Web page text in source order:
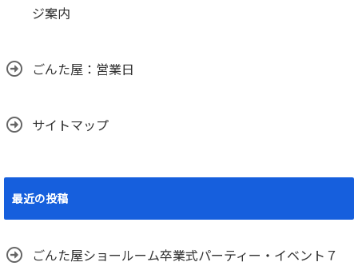
ジ案内
ごんた屋：営業日
サイトマップ
最近の投稿
ごんた屋ショールーム卒業式パーティー・イベント７